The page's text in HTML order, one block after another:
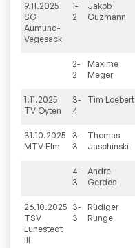
9.11.2025
SG
Aumund-
Vegesack
1-
2
Jakob
Guzmann
2-
2
Maxime
Meger
1.11.2025
TV Oyten
3-
4
Tim Loebert
31.10.2025
MTV Elm
3-
3
Thomas
Jaschinski
4-
3
Andre
Gerdes
26.10.2025
TSV
Lunestedt
III
3-
3
Rüdiger
Runge